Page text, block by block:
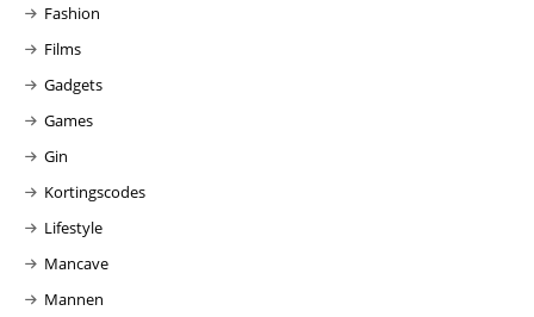
Fashion
Films
Gadgets
Games
Gin
Kortingscodes
Lifestyle
Mancave
Mannen